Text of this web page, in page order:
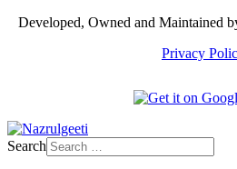
Developed, Owned and Maintained
Privacy
Search